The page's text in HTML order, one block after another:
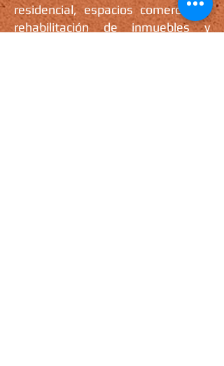
residencial, espacios comerciales,
rehabilitación de inmuebles y